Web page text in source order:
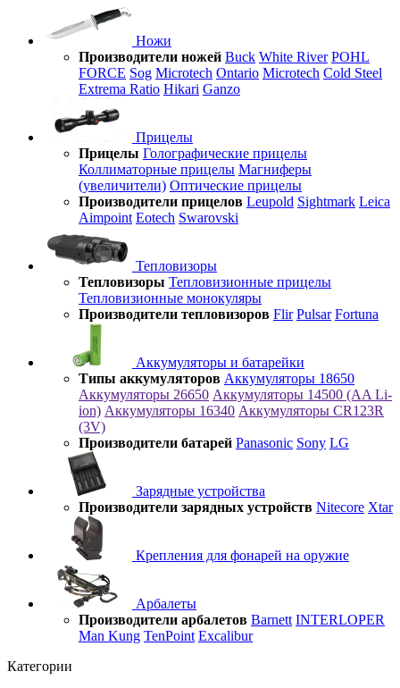
Ножи
Производители ножей Buck White River POHL
FORCE Sog Microtech Ontario Microtech Cold Steel
Extrema Ratio Hikari Ganzo
Прицелы
Прицелы Голографические прицелы
Коллиматорные прицелы Магниферы
(увеличители) Оптические прицелы
Производители прицелов Leupold Sightmark Leica
Aimpoint Eotech Swarovski
Тепловизоры
Тепловизоры Тепловизионные прицелы
Тепловизионные монокуляры
Производители тепловизоров Flir Pulsar Fortuna
Аккумуляторы и батарейки
Типы аккумуляторов Аккумуляторы 18650
Аккумуляторы 26650 Аккумуляторы 14500 (AA Li-
ion) Аккумуляторы 16340 Аккумуляторы CR123R
(3V)
Производители батарей Panasonic Sony LG
Зарядные устройства
Производители зарядных устройств Nitecore Xtar
Крепления для фонарей на оружие
Арбалеты
Производители арбалетов Barnett INTERLOPER
Man Kung TenPoint Excalibur
Категории